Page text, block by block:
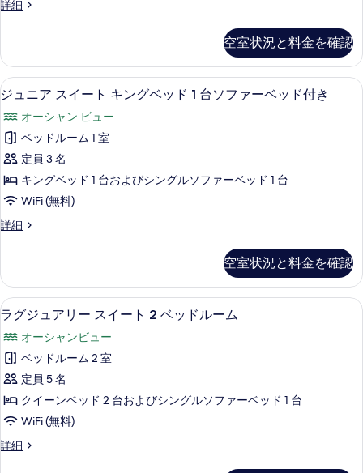
べ
て
の
写
真
を
表
示
す
詳
細
ル
ム
ク
イ
ー
ン
ベ
ッ
ド
2
す
べ
て
の
写
真
を
表
示
詳細
ラ
ア
リ
ー
ー
ム
ク
イ
ー
ン
ベ
ッ
の
詳
細
空室状況と料金を確認
ジ
ニ
ア
ス
イ
ト
ン
グ
ベ
ッ
ド
1
台
ソ
フ
ジュニア スイート キングベッド 1
6
ジュニア スイート キングベッド 1 台ソファーベッド付き
オーシャン ビュー
ベッドルーム 1 室
定員 3 名
キングベッド 1 台およびシングルソファーベッド 1 台
WiFi (無料)
詳細
ジ
ス
イ
ー
キ
ン
グ
ベ
ッ
ド
台
空室状況と料金を確認
ラ
ジ
ュ
ア
リ
ス
ラグジュアリー スイート 2 ベッドル
10
ラグジュアリー スイート 2 ベッドルーム
オーシャンビュー
ベッドルーム 2 室
定員 5 名
クイーンベッド 2 台およびシングルソファーベッド 1 台
WiFi (無料)
詳細
ラ